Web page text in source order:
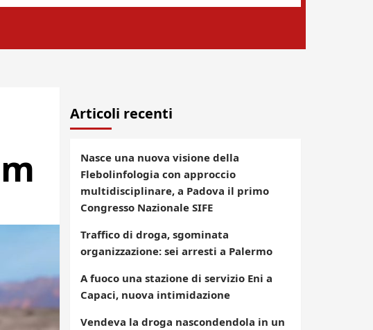
Articoli recenti
Nasce una nuova visione della
Flebolinfologia con approccio
multidisciplinare, a Padova il primo
Congresso Nazionale SIFE
Traffico di droga, sgominata
organizzazione: sei arresti a Palermo
A fuoco una stazione di servizio Eni a
Capaci, nuova intimidazione
Vendeva la droga nascondendola in un